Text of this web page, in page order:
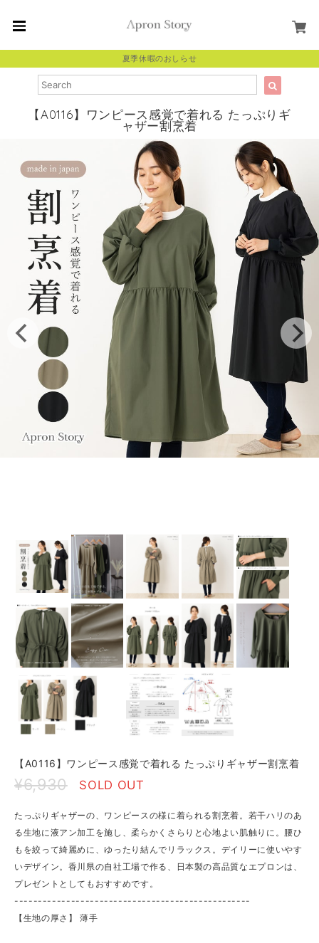
夏季休暇のおしらせ
【A0116】ワンピース感覚で着れる たっぷりギ
ャザー割烹着
【A0116】ワンピース感覚で着れる たっぷりギャザー割烹着
¥6,930 SOLD OUT
たっぷりギャザーの、ワンピースの様に着られる割烹着。若干ハリのあ
る生地に液アン加工を施し、柔らかくさらりと心地よい肌触りに。腰ひ
もを絞って綺麗めに、ゆったり結んでリラックス。デイリーに使いやす
いデザイン。香川県の自社工場で作る、日本製の高品質なエプロンは、
プレゼントとしてもおすすめです。
--------------------------------------------------
【生地の厚さ】 ​薄手